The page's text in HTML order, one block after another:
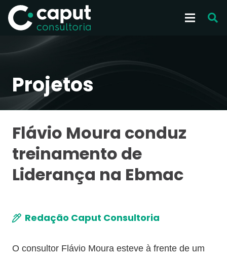
Projetos
Flávio Moura conduz
treinamento de
Liderança na Ebmac
Redação Caput Consultoria
O consultor Flávio Moura esteve à frente de um